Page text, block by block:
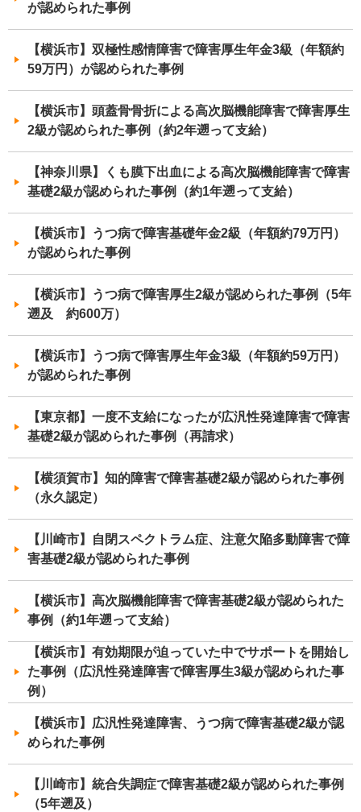
が認められた事例
【横浜市】双極性感情障害で障害厚生年金3級（年額約
59万円）が認められた事例
【横浜市】頭蓋骨骨折による高次脳機能障害で障害厚生
2級が認められた事例（約2年遡って支給）
【神奈川県】くも膜下出血による高次脳機能障害で障害
基礎2級が認められた事例（約1年遡って支給）
【横浜市】うつ病で障害基礎年金2級（年額約79万円）
が認められた事例
【横浜市】うつ病で障害厚生2級が認められた事例（5年
遡及 約600万）
【横浜市】うつ病で障害厚生年金3級（年額約59万円）
が認められた事例
【東京都】一度不支給になったが広汎性発達障害で障害
基礎2級が認められた事例（再請求）
【横須賀市】知的障害で障害基礎2級が認められた事例
（永久認定）
【川崎市】自閉スペクトラム症、注意欠陥多動障害で障
害基礎2級が認められた事例
【横浜市】高次脳機能障害で障害基礎2級が認められた
事例（約1年遡って支給）
【横浜市】有効期限が迫っていた中でサポートを開始し
た事例（広汎性発達障害で障害厚生3級が認められた事
例）
【横浜市】広汎性発達障害、うつ病で障害基礎2級が認
められた事例
【川崎市】統合失調症で障害基礎2級が認められた事例
（5年遡及）